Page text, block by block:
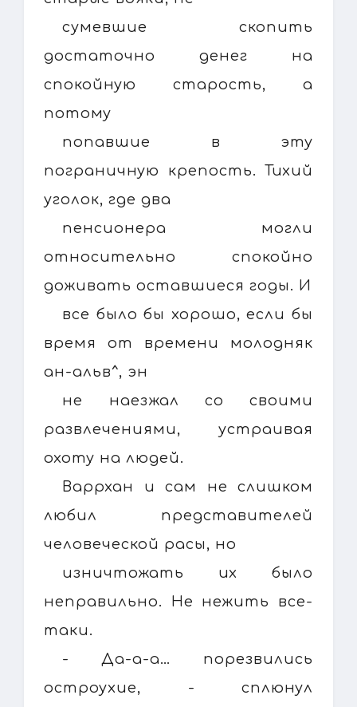
сумевшие скопить
достаточно денег на
спокойную старость, а
потому
попавшие в эту
пограничную крепость. Тихий
уголок, где два
пенсионера могли
относительно спокойно
доживать оставшиеся годы. И
все было бы хорошо, если бы
время от времени молодняк
ан-альв^, эн
не наезжал со своими
развлечениями, устраивая
охоту на людей.
Варрхан и сам не слишком
любил представителей
человеческой расы, но
изничтожать их было
неправильно. Не нежить все-
таки.
- Да-а-а… порезвились
остроухие, - сплюнул